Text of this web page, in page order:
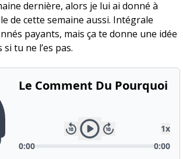
dernière, alors je lui ai donné à
de cette semaine aussi. Intégrale
payants, mais ça te donne une idée
tu ne l’es pas.